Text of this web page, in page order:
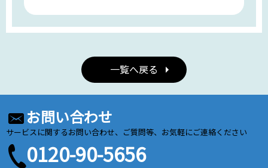
一覧へ戻る
お問い合わせ
サービスに関するお問い合わせ、ご質問等、お気軽にご連絡ください
0120-90-5656